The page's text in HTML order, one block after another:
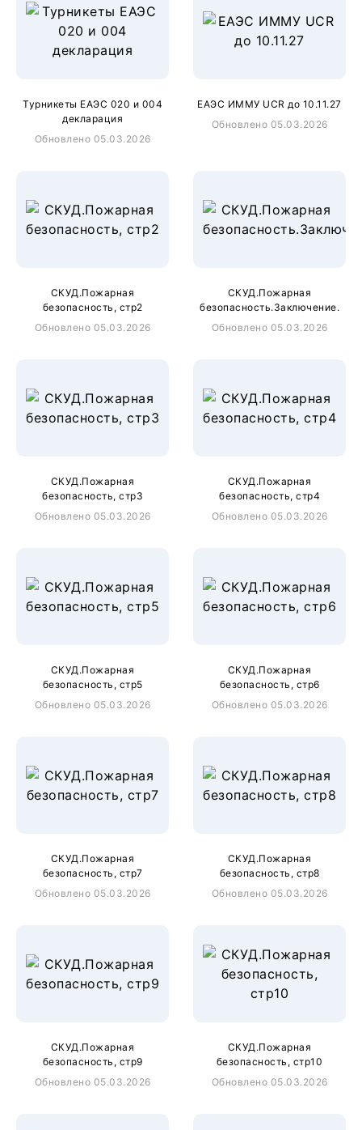
Турникеты ЕАЭС 020 и 004
декларация
Обновлено 05.03.2026
ЕАЭС ИММУ UCR до 10.11.27
Обновлено 05.03.2026
СКУД.Пожарная
безопасность, стр2
Обновлено 05.03.2026
СКУД.Пожарная
безопасность.Заключение.
Обновлено 05.03.2026
СКУД.Пожарная
безопасность, стр3
Обновлено 05.03.2026
СКУД.Пожарная
безопасность, стр4
Обновлено 05.03.2026
СКУД.Пожарная
безопасность, стр5
Обновлено 05.03.2026
СКУД.Пожарная
безопасность, стр6
Обновлено 05.03.2026
СКУД.Пожарная
безопасность, стр7
Обновлено 05.03.2026
СКУД.Пожарная
безопасность, стр8
Обновлено 05.03.2026
СКУД.Пожарная
безопасность, стр9
Обновлено 05.03.2026
СКУД.Пожарная
безопасность, стр10
Обновлено 05.03.2026